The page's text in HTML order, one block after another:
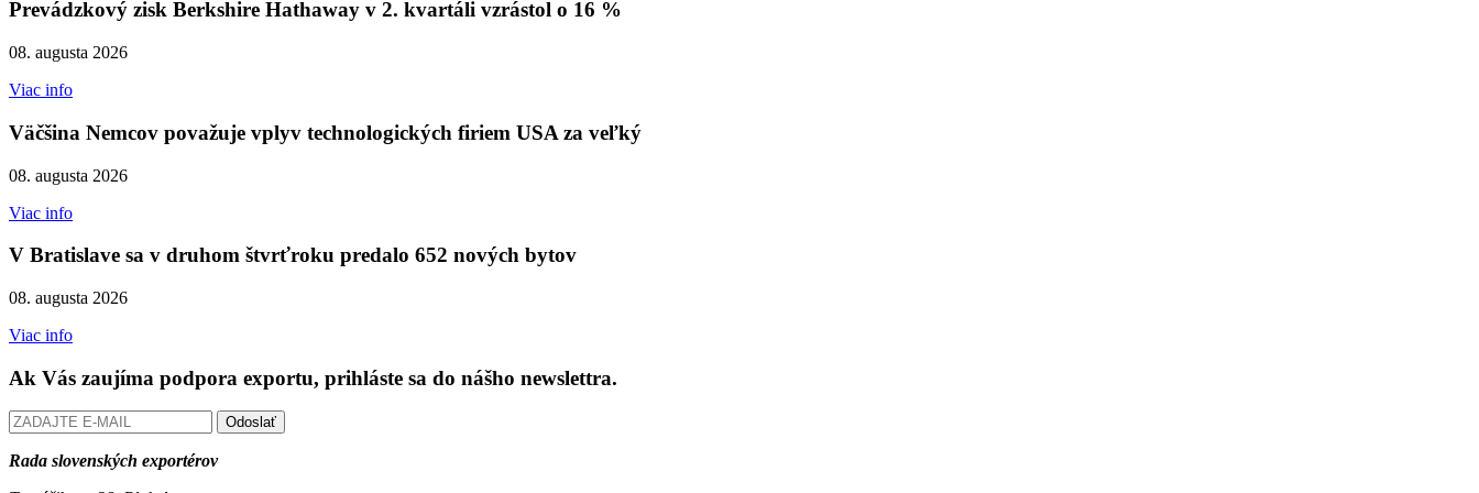
Prevádzkový zisk Berkshire Hathaway v 2. kvartáli vzrástol o 16 %
08. augusta 2026
Viac info
Väčšina Nemcov považuje vplyv technologických firiem USA za veľký
08. augusta 2026
Viac info
V Bratislave sa v druhom štvrťroku predalo 652 nových bytov
08. augusta 2026
Viac info
Ak Vás zaujíma podpora exportu, prihláste sa do nášho newslettra.
Odoslať
Rada slovenských exportérov